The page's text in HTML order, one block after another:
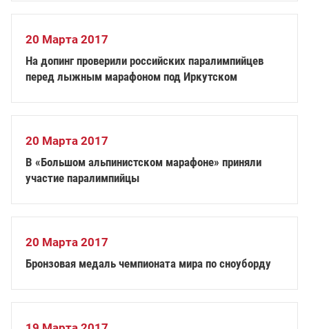
20 Марта 2017
На допинг проверили российских паралимпийцев
перед лыжным марафоном под Иркутском
20 Марта 2017
В «Большом альпинистском марафоне» приняли
участие паралимпийцы
20 Марта 2017
Бронзовая медаль чемпионата мира по сноуборду